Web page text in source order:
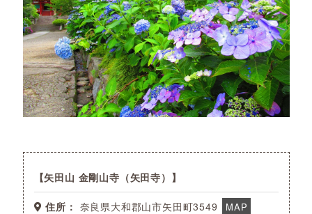
矢田山 金剛山寺（矢田寺）
住所： 奈良県大和郡山市矢田町3549 MAP